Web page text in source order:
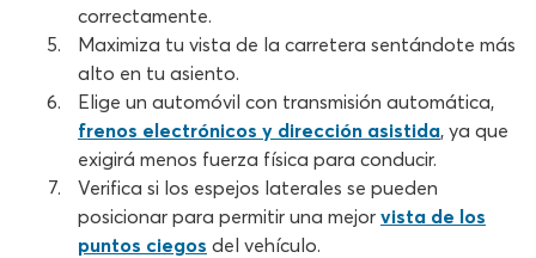
correctamente.
Maximiza tu vista de la carretera sentándote más
alto en tu asiento.
Elige un automóvil con transmisión automática,
frenos electrónicos y dirección asistida, ya que
exigirá menos fuerza física para conducir.
Verifica si los espejos laterales se pueden
posicionar para permitir una mejor vista de los
puntos ciegos del vehículo.